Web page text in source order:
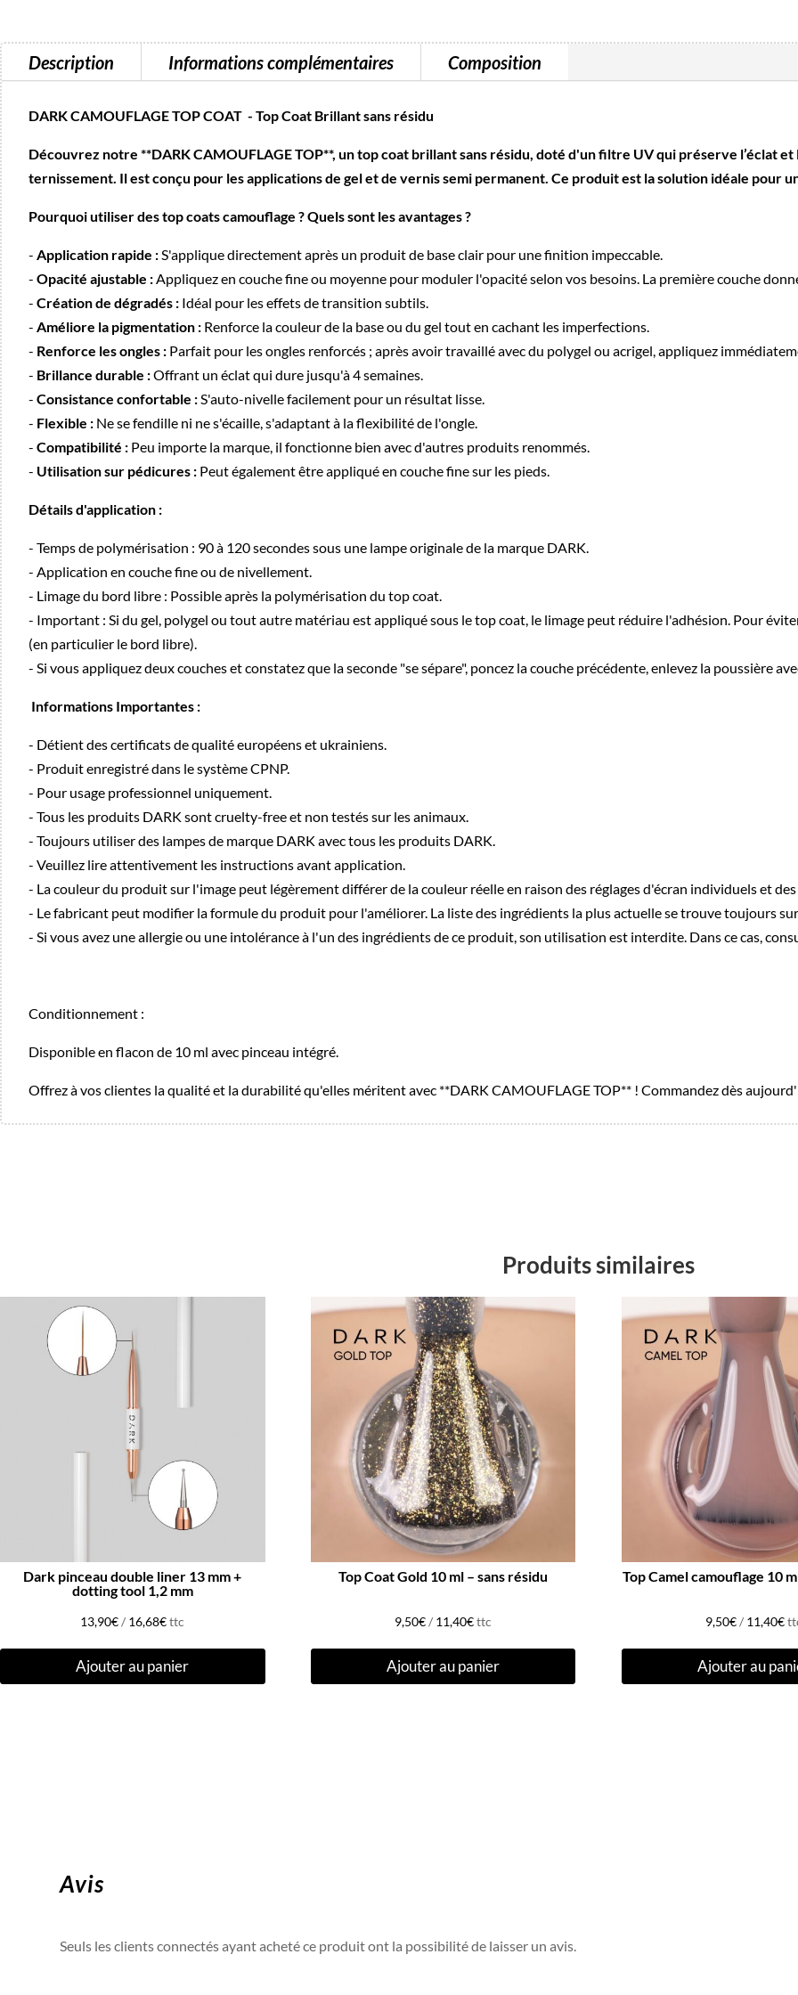
Description Informations complémentaires Composition
DARK CAMOUFLAGE TOP COAT - Top Coat Brillant sans résidu
Découvrez notre **DARK CAMOUFLAGE TOP**, un top coat brillant sans résidu, doté d'un filtre UV qui préserve l’éclat
ternissement. Il est conçu pour les applications de gel et de vernis semi permanent. Ce produit est la solution idéale pour
Pourquoi utiliser des top coats camouflage ? Quels sont les avantages ?
- Application rapide : S'applique directement après un produit de base clair pour une finition impeccable.
- Opacité ajustable : Appliquez en couche fine ou moyenne pour moduler l'opacité selon vos besoins. La première couche
- Création de dégradés : Idéal pour les effets de transition subtils.
- Améliore la pigmentation : Renforce la couleur de la base ou du gel tout en cachant les imperfections.
- Renforce les ongles : Parfait pour les ongles renforcés ; après avoir travaillé avec du polygel ou acrigel, appliquez
- Brillance durable :Offrant un éclat qui dure jusqu'à 4 semaines.
- Consistance confortable : S'auto-nivelle facilement pour un résultat lisse.
- Flexible : Ne se fendille ni ne s'écaille, s'adaptant à la flexibilité de l'ongle.
- Compatibilité : Peu importe la marque, il fonctionne bien avec d'autres produits renommés.
- Utilisation sur pédicures : Peut également être appliqué en couche fine sur les pieds.
Détails d'application :
- Temps de polymérisation : 90 à 120 secondes sous une lampe originale de la marque DARK.
- Application en couche fine ou de nivellement.
- Limage du bord libre : Possible après la polymérisation du top coat.
- Important : Si du gel, polygel ou tout autre matériau est appliqué sous le top coat, le limage peut réduire l'adhésion. Pour
(en particulier le bord libre).
- Si vous appliquez deux couches et constatez que la seconde "se sépare", poncez la couche précédente, enlevez la poussière
Informations Importantes :
- Détient des certificats de qualité européens et ukrainiens.
- Produit enregistré dans le système CPNP.
- Pour usage professionnel uniquement.
- Tous les produits DARK sont cruelty-free et non testés sur les animaux.
- Toujours utiliser des lampes de marque DARK avec tous les produits DARK.
- Veuillez lire attentivement les instructions avant application.
- La couleur du produit sur l'image peut légèrement différer de la couleur réelle en raison des réglages d'écran individuels et
- Le fabricant peut modifier la formule du produit pour l'améliorer. La liste des ingrédients la plus actuelle se trouve toujours
- Si vous avez une allergie ou une intolérance à l'un des ingrédients de ce produit, son utilisation est interdite. Dans ce cas,
Conditionnement :
Disponible en flacon de 10 ml avec pinceau intégré.
Offrez à vos clientes la qualité et la durabilité qu'elles méritent avec **DARK CAMOUFLAGE TOP** ! Commandez dès
Produits similaires
Dark pinceau double liner 13 mm +
dotting tool 1,2 mm
13,90€/ 16,68€ttc
Ajouter au panier
Top Coat Gold 10 ml – sans résidu
9,50€/ 11,40€ttc
Ajouter au panier
Top Camel camouflage 10
9,50€/ 11,40€
Ajouter au
Avis
Seuls les clients connectés ayant acheté ce produit ont la possibilité de laisser un avis.